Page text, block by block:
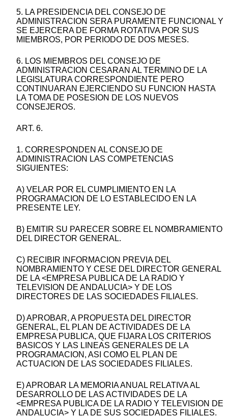
5. LA PRESIDENCIA DEL CONSEJO DE
ADMINISTRACION SERA PURAMENTE FUNCIONAL Y
SE EJERCERA DE FORMA ROTATIVA POR SUS
MIEMBROS, POR PERIODO DE DOS MESES.
6. LOS MIEMBROS DEL CONSEJO DE
ADMINISTRACION CESARAN AL TERMINO DE LA
LEGISLATURA CORRESPONDIENTE PERO
CONTINUARAN EJERCIENDO SU FUNCION HASTA
LA TOMA DE POSESION DE LOS NUEVOS
CONSEJEROS.
ART. 6.
1. CORRESPONDEN AL CONSEJO DE
ADMINISTRACION LAS COMPETENCIAS
SIGUIENTES:
A) VELAR POR EL CUMPLIMIENTO EN LA
PROGRAMACION DE LO ESTABLECIDO EN LA
PRESENTE LEY.
B) EMITIR SU PARECER SOBRE EL NOMBRAMIENTO
DEL DIRECTOR GENERAL.
C) RECIBIR INFORMACION PREVIA DEL
NOMBRAMIENTO Y CESE DEL DIRECTOR GENERAL
DE LA <EMPRESA PUBLICA DE LA RADIO Y
TELEVISION DE ANDALUCIA> Y DE LOS
DIRECTORES DE LAS SOCIEDADES FILIALES.
D) APROBAR, A PROPUESTA DEL DIRECTOR
GENERAL, EL PLAN DE ACTIVIDADES DE LA
EMPRESA PUBLICA, QUE FIJARA LOS CRITERIOS
BASICOS Y LAS LINEAS GENERALES DE LA
PROGRAMACION, ASI COMO EL PLAN DE
ACTUACION DE LAS SOCIEDADES FILIALES.
E) APROBAR LA MEMORIA ANUAL RELATIVA AL
DESARROLLO DE LAS ACTIVIDADES DE LA
<EMPRESA PUBLICA DE LA RADIO Y TELEVISION DE
ANDALUCIA> Y LA DE SUS SOCIEDADES FILIALES.